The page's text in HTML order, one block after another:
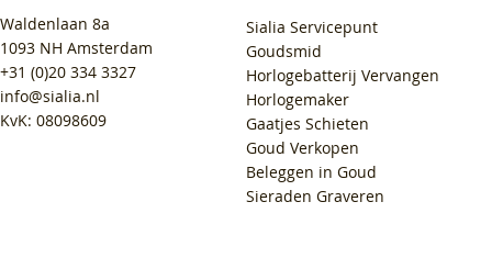
Waldenlaan 8a
1093 NH Amsterdam
+31 (0)20 334 3327
info@sialia.nl
KvK: 08098609
Sialia Servicepunt
Goudsmid
Horlogebatterij Vervangen
Horlogemaker
Gaatjes Schieten
Goud Verkopen
Beleggen in Goud
Sieraden Graveren